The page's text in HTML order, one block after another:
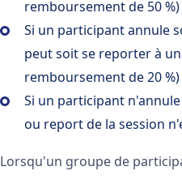
remboursement de 50 %)
Si un participant annule
peut soit se reporter à
remboursement de 20 %)
Si un participant
ou report de la session
Lorsqu'un groupe de